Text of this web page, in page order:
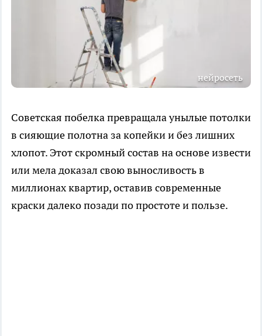
нейросеть
Советская побелка превращала унылые потолки
в сияющие полотна за копейки и без лишних
хлопот. Этот скромный состав на основе извести
или мела доказал свою выносливость в
миллионах квартир, оставив современные
краски далеко позади по простоте и пользе.